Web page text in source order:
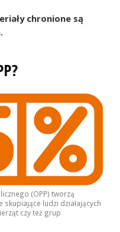
dla PR Szczecin
chronione są
(OPP) tworzą
ludzi działających
czy też grup